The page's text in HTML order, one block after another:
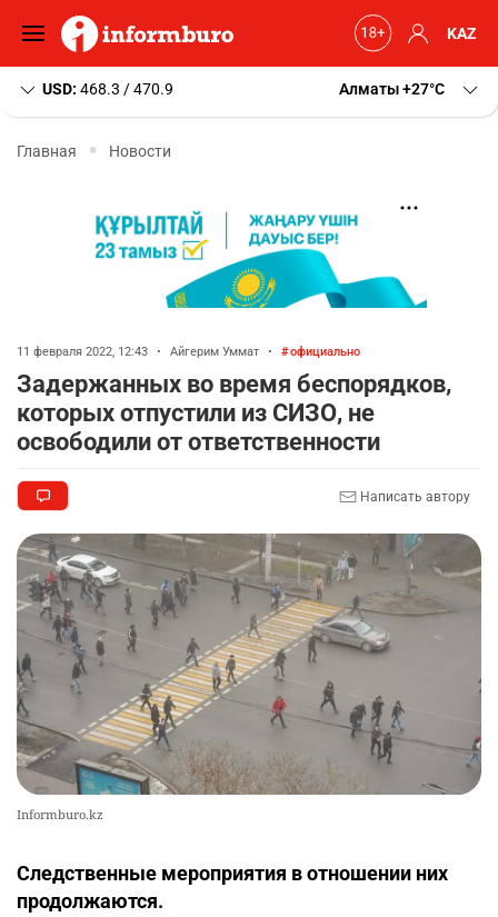
KAZ
USD: 468.3 / 470.9 Алматы+27 C
Главная Новости
11 февраля 2022, 12:43 • Айгерим Уммат • официально
Задержанных во время беспорядков,
которых отпустили из СИЗО, не
освободили от ответственности
Написать автору
Informburo.kz
Следственные мероприятия в отношении них
продолжаются.